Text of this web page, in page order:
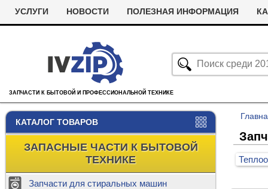
УСЛУГИ НОВОСТИ ПОЛЕЗНАЯ ИНФОРМАЦИЯ
ЗАПЧАСТИ К БЫТОВОЙ И ПРОФЕССИОНАЛЬНОЙ ТЕХНИКЕ
КАТАЛОГ ТОВАРОВ
ЗАПАСНЫЕ ЧАСТИ К БЫТОВОЙ
ТЕХНИКЕ
Запчасти для стиральных машин